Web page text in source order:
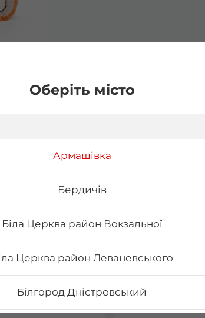
Оберіть місто
Армашівка
Бердичів
Біла Церква район Вокзальної
Церква район Леваневського
Білгород Дністровський
та
Напій Coca-